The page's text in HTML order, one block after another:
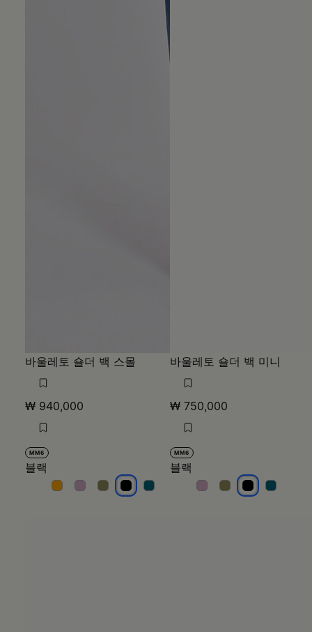
바울레토 숄더 백 스몰
₩ 940,000
MM6
블랙
블랙 블랙 블랙 블랙 블랙
바울레토 숄더 백 미니
₩ 750,000
MM6
블랙
블랙 블랙 블랙 블랙